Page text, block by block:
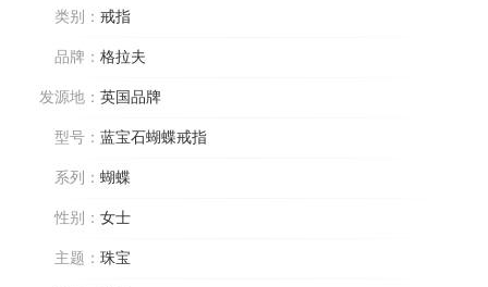
类别： 戒指
品牌： 格拉夫
发源地： 英国品牌
型号： 蓝宝石蝴蝶戒指
系列： 蝴蝶
性别： 女士
主题： 珠宝